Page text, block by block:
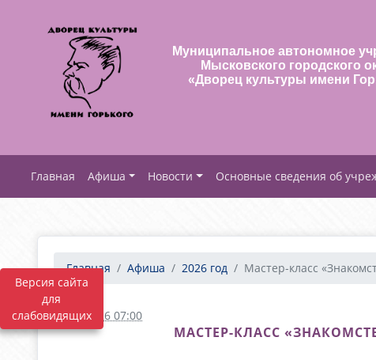
Версия сайта
для
слабовидящих
Муниципальное автономное
Мысковского городского
«Дворец культуры имени
Афиша Новости Основные сведения об
Главная Афиша 2026 год Мастер-класс
16.07.2026 07:00
МАСТЕР-КЛАСС